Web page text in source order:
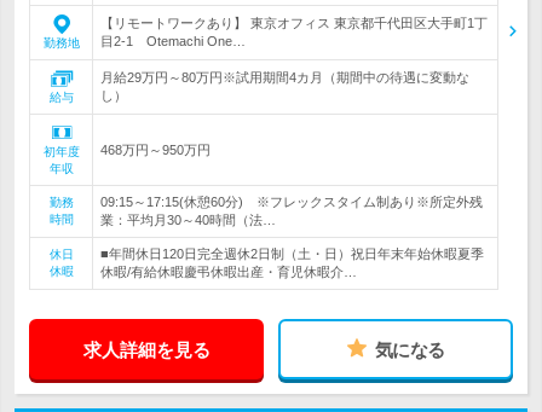
勤務地
【リモートワークあり】 東京オフィス 東京都千代田区大手町1丁
目2-1 Otemachi One…
給与
月給29万円～80万円※試用期間4カ月（期間中の待遇に変動な
し）
初年度
年収
468万円～950万円
勤務
時間
09:15～17:15(休憩60分) ※フレックスタイム制あり※所定外残
業：平均月30～40時間（法…
休日
休暇
■年間休日120日完全週休2日制（土・日）祝日年末年始休暇夏季
休暇/有給休暇慶弔休暇出産・育児休暇介…
求人詳細を見る 気になる